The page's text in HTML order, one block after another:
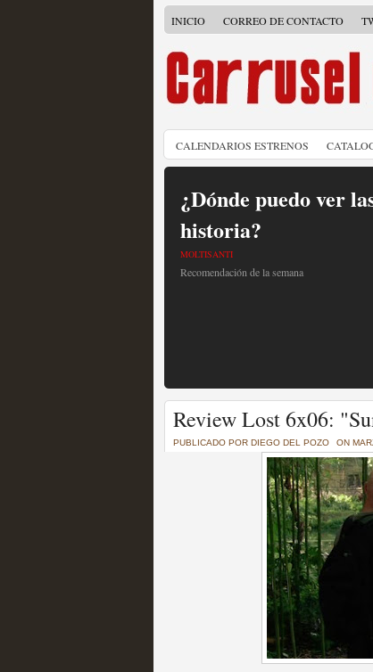
INICIO CORREO DE CONTACTO
CALENDARIOS ESTRENOS
¿Dónde puedo ver
historia?
MOLTISANTI
Recomendación de la semana
Un recorrido por
of Thrones a través
Recomendación de la semana
La burbuja de los
Review Lost 6x06:
PUBLICADO POR DIEGO DEL POZO ON